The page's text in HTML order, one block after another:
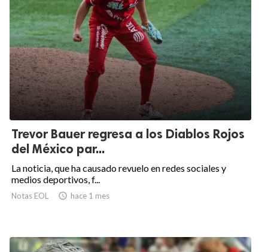
Trevor Bauer regresa a los Diablos Rojos
del México par...
La noticia, que ha causado revuelo en redes sociales y
medios deportivos, f...
Notas EOL  hace 1 mes